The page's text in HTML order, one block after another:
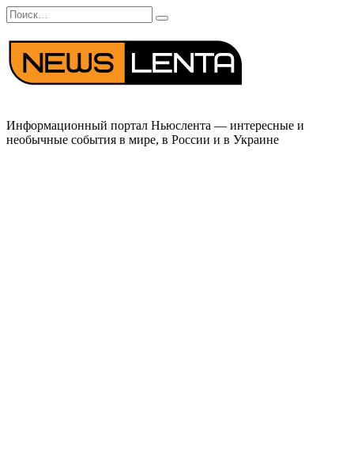
Перейти
к
содержанию
Search
for:
Информационный портал Ньюслента — интересные и
необычные события в мире, в России и в Украине